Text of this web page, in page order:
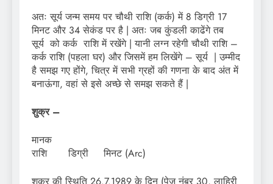
अतः सूर्य जन्म समय पर चौथी राशि (कर्क) में 8 डिग्री 17
मिनट और 34 सेकंड पर है | अतः जब कुंडली काढेंगे तब
सूर्य को कर्क राशि में रखेंगे | यानी लग्न रहेगी चौथी राशि –
कर्क राशि (पहला घर) और जिसमें हम लिखेंगे – सूर्य | उम्मीद
है समझ गए होंगे, चित्र में सभी ग्रहों की गणना के बाद अंत में
बनाऊंगा, वहां से इसे अच्छे से समझ सकते हैं |
शुक्र –
राशि डिग्री मिनट (Arc)
शुक्र की स्थिति 26.7.1989 के दिन (पेज नंबर 30, लाहिरी